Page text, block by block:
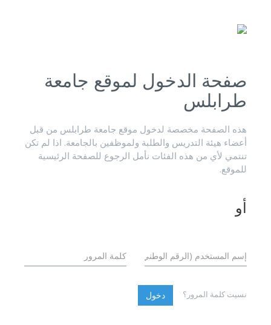
صفحة الدخول لموقع جامعة
طرابلس
هذه الصفحة مخصصة لدخول موقع جامعة طرابلس من قبل
أعضاء هيئة التدريس والطلبة ولموظفين بالجامعة. اذا لم تكن
تنتمي لأي من هذه الفئات نأمل الرجوع للصفحة الرئيسية
للموقع.
أو
نسيت كلمة المرور؟ دخول